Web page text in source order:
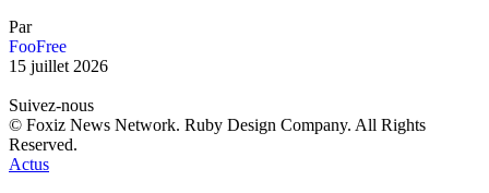
Par
FooFree
15 juillet 2026
Suivez-nous
© Foxiz News Network. Ruby Design Company. All Rights
Reserved.
Actus